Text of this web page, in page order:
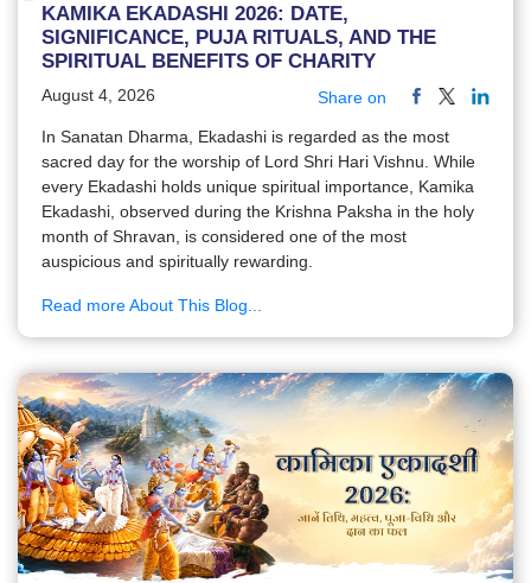
KAMIKA EKADASHI 2026: DATE,
SIGNIFICANCE, PUJA RITUALS, AND THE
SPIRITUAL BENEFITS OF CHARITY
August 4, 2026 Share on
In Sanatan Dharma, Ekadashi is regarded as the most
sacred day for the worship of Lord Shri Hari Vishnu. While
every Ekadashi holds unique spiritual importance, Kamika
Ekadashi, observed during the Krishna Paksha in the holy
month of Shravan, is considered one of the most
auspicious and spiritually rewarding.
Read more About This Blog...